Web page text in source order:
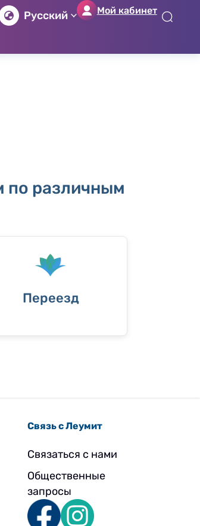
Русский Мой кабинет
по различным
Переезд
Связь с Леумит
Связаться с нами
Общественные
запросы